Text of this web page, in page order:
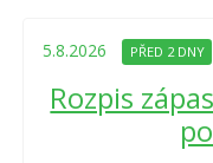
5.8.2026 PŘED 2 DNY
Rozpis